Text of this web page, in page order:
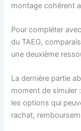
montage cohérent
Pour compléter
du TAEG,
une deuxième
La dernière partie
moment de simuler
les options qui
rachat,